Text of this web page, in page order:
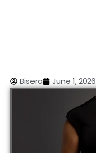
Bisera June 1, 2026